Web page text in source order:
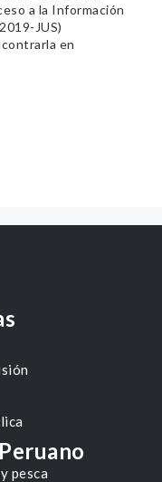
a la Información
JUS)
en
pesca